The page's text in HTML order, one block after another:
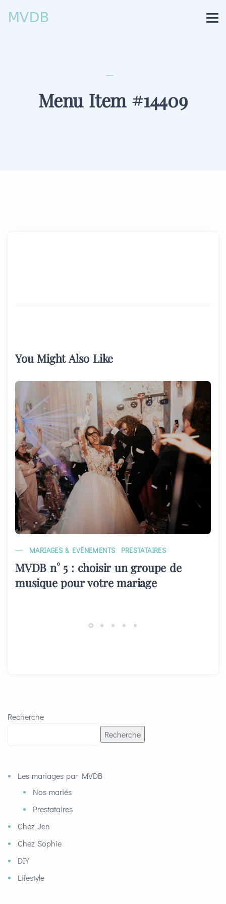
Menu Item #14409
You Might Also Like
MARIAGES & EVÉNEMENTS PRESTATAIRES
MVDB n° 5 : choisir un groupe de
musique pour votre mariage
Recherche
Recherche
Les mariages par MVDB
Nos mariés
Prestataires
Chez Jen
Chez Sophie
DIY
Lifestyle